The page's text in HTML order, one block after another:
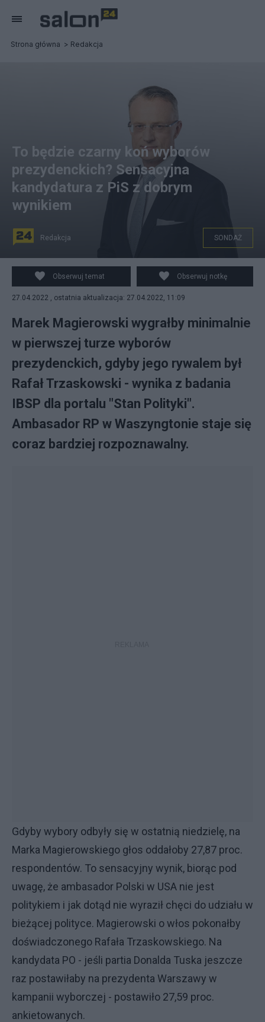
Strona główna Redakcja
Marek Magierowski - to będzie kandydat PiS w wyborach
prezydenckich?
To będzie czarny koń wyborów
prezydenckich? Sensacyjna
kandydatura z PiS z dobrym
wynikiem
Redakcja SONDAŻ
Obserwuj temat Obserwuj notkę
27.04.2022 , ostatnia aktualizacja: 27.04.2022, 11:09
Marek Magierowski wygrałby minimalnie
w pierwszej turze wyborów
prezydenckich, gdyby jego rywalem był
Rafał Trzaskowski - wynika z badania
IBSP dla portalu "Stan Polityki".
Ambasador RP w Waszyngtonie staje się
coraz bardziej rozpoznawalny.
Gdyby wybory odbyły się w ostatnią niedzielę, na
Marka Magierowskiego głos oddałoby 27,87 proc.
respondentów. To sensacyjny wynik, biorąc pod
uwagę, że ambasador Polski w USA nie jest
politykiem i jak dotąd nie wyraził chęci do udziału w
bieżącej polityce. Magierowski o włos pokonałby
doświadczonego Rafała Trzaskowskiego. Na
kandydata PO - jeśli partia Donalda Tuska jeszcze
raz postawiłaby na prezydenta Warszawy w
kampanii wyborczej - postawiło 27,59 proc.
ankietowanych.